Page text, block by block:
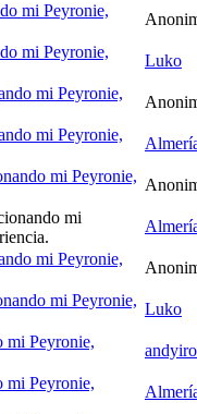
mi Peyronie,
mi Peyronie,
Luko
mi Peyronie,
mi Peyronie,
mi Peyronie,
mi
mi Peyronie,
mi Peyronie, Luko
mi Peyronie,
mi Peyronie,